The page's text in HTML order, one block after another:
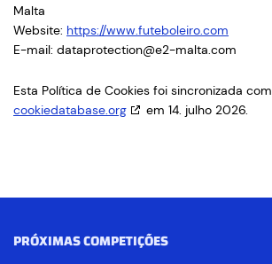
Malta
Website: https://www.futeboleiro.com
E-mail: dataprotection@e2-malta.com
Esta Política de Cookies foi sincronizada com
cookiedatabase.org
em 14. julho 2026.
PRÓXIMAS COMPETIÇÕES